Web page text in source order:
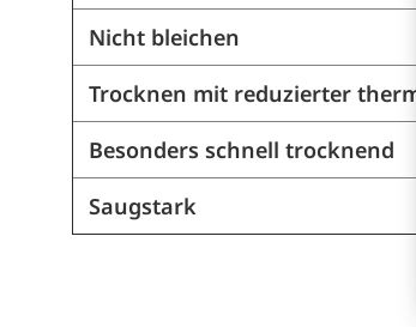
Nicht bleichen
Trocknen mit reduzierter
Besonders schnell trocknend
Saugstark